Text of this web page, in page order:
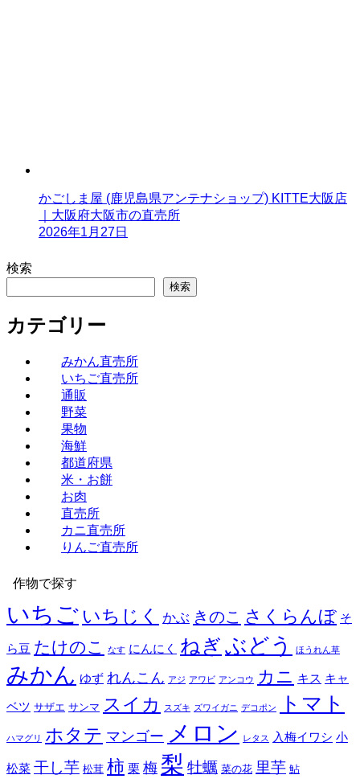
かごしま屋 (鹿児島県アンテナショップ) KITTE大阪店
｜大阪府大阪市の直売所
2026年1月27日
検索
検索
カテゴリー
みかん直売所
いちご直売所
通販
野菜
果物
海鮮
都道府県
米・お餅
お肉
直売所
カニ直売所
りんご直売所
作物で探す
いちご いちじく かぶ きのこ さくらんぼ そ
ら豆 たけのこ なす にんにく ねぎ ぶどう ほうれん草
みかん ゆず れんこん アジ アワビ アンコウ カニ キス キャ
ベツ サザエ サンマ スイカ スズキ ズワイガニ デコポン トマト
ハマグリ ホタテ マンゴー メロン レタス 入梅イワシ 小
松菜 干し芋 松茸 柿 栗 梅 梨 牡蠣 菜の花 里芋 鮎